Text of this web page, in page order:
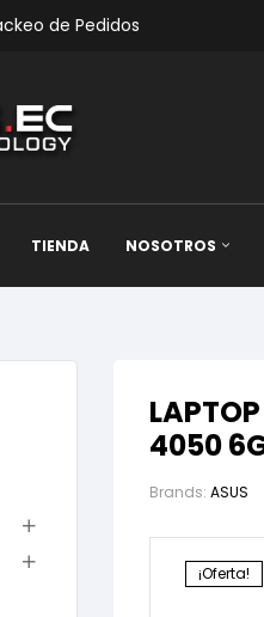
de Pedidos
TIENDA NOSOTROS
4050
Brands: ASUS
¡Oferta!